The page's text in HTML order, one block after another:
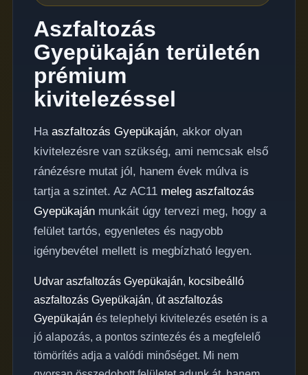
Aszfaltozás
Gyepükaján területén
prémium
kivitelezéssel
Ha aszfaltozás Gyepükaján, akkor olyan
kivitelezésre van szükség, ami nemcsak első
ránézésre mutat jól, hanem évek múlva is
tartja a szintet. Az AC11 meleg aszfaltozás
Gyepükajánmunkáit úgy tervezi meg, hogy a
felület tartós, egyenletes és nagyobb
igénybevétel mellett is megbízható legyen.
Udvar aszfaltozás Gyepükaján, kocsibeálló
aszfaltozás Gyepükaján, út aszfaltozás
Gyepükaján és telephelyi kivitelezés esetén is a
jó alapozás, a pontos szintezés és a megfelelő
tömörítés adja a valódi minőséget. Mi nem